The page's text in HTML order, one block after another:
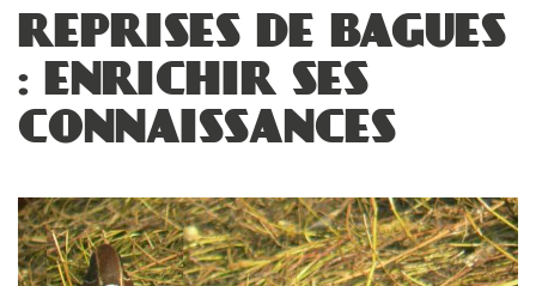
REPRISES DE BAGUES
: ENRICHIR SES
CONNAISSANCES